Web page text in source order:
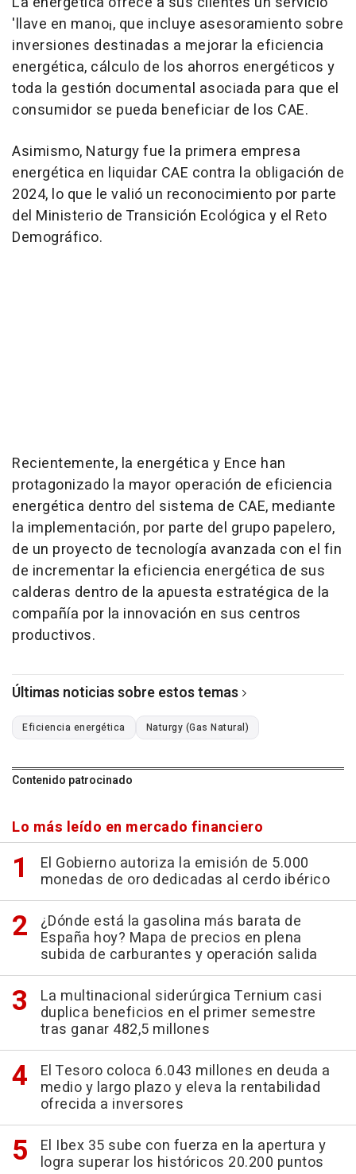
'llave en mano¡, que incluye asesoramiento sobre
inversiones destinadas a mejorar la eficiencia
energética, cálculo de los ahorros energéticos y
toda la gestión documental asociada para que el
consumidor se pueda beneficiar de los CAE.
Asimismo, Naturgy fue la primera empresa
energética en liquidar CAE contra la obligación de
2024, lo que le valió un reconocimiento por parte
del Ministerio de Transición Ecológica y el Reto
Demográfico.
Recientemente, la energética y Ence han
protagonizado la mayor operación de eficiencia
energética dentro del sistema de CAE, mediante
la implementación, por parte del grupo papelero,
de un proyecto de tecnología avanzada con el fin
de incrementar la eficiencia energética de sus
calderas dentro de la apuesta estratégica de la
compañía por la innovación en sus centros
productivos.
Últimas noticias sobre estos temas
Eficiencia energética Naturgy (Gas Natural)
Contenido patrocinado
Lo más leído en mercado financiero
El Gobierno autoriza la emisión de 5.000
monedas de oro dedicadas al cerdo ibérico
¿Dónde está la gasolina más barata de
España hoy? Mapa de precios en plena
subida de carburantes y operación salida
La multinacional siderúrgica Ternium casi
duplica beneficios en el primer semestre
tras ganar 482,5 millones
El Tesoro coloca 6.043 millones en deuda a
medio y largo plazo y eleva la rentabilidad
ofrecida a inversores
El Ibex 35 sube con fuerza en la apertura y
logra superar los históricos 20.200 puntos